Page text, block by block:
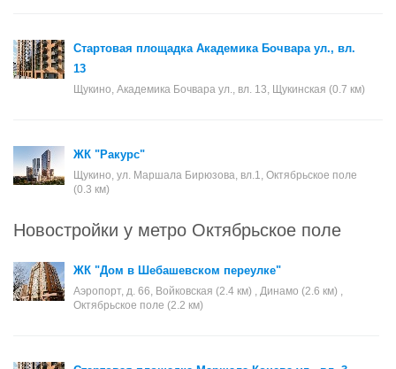
Стартовая площадка Академика Бочвара ул., вл.
13
Щукино, Академика Бочвара ул., вл. 13, Щукинская (0.7 км)
ЖК "Ракурс"
Щукино, ул. Маршала Бирюзова, вл.1, Октябрьское поле
(0.3 км)
Новостройки у метро Октябрьское поле
ЖК "Дом в Шебашевском переулке"
Аэропорт, д. 66, Войковская (2.4 км) , Динамо (2.6 км) ,
Октябрьское поле (2.2 км)